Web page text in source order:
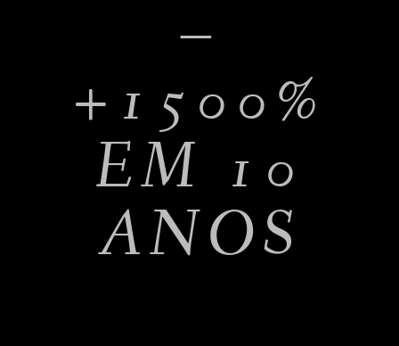
–
+1500%
EM 10
ANOS